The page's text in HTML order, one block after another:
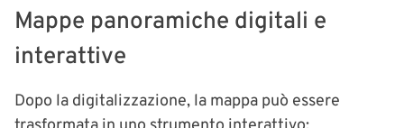
Mappe panoramiche digitali e
interattive
Dopo la digitalizzazione, la mappa può essere